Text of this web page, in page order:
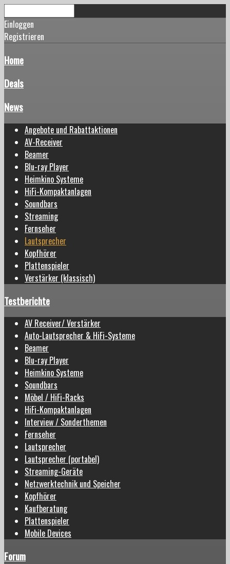
Einloggen
Registrieren
Home
Deals
News
Angebote und Rabattaktionen
AV-Receiver
Beamer
Blu-ray Player
Heimkino Systeme
HiFi-Kompaktanlagen
Soundbars
Streaming
Fernseher
Lautsprecher
Kopfhörer
Plattenspieler
Verstärker (klassisch)
Testberichte
AV Receiver/ Verstärker
Auto-Lautsprecher & HiFi-Systeme
Beamer
Blu-ray Player
Heimkino Systeme
Soundbars
Möbel / HiFi-Racks
HiFi-Kompaktanlagen
Interview / Sonderthemen
Fernseher
Lautsprecher
Lautsprecher (portabel)
Streaming-Geräte
Netzwerktechnik und Speicher
Kopfhörer
Kaufberatung
Plattenspieler
Mobile Devices
Forum